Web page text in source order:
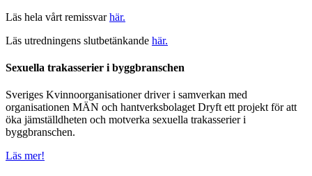
Läs hela vårt remissvarhär.
Läs utredningens slutbetänkande här.
Sexuella trakasserier i byggbranschen
Sveriges Kvinnoorganisationer driver i samverkan med
organisationen MÄN och hantverksbolaget Dryft ett projekt för att
öka jämställdheten och motverka sexuella trakasserier i
byggbranschen.
Läs mer!